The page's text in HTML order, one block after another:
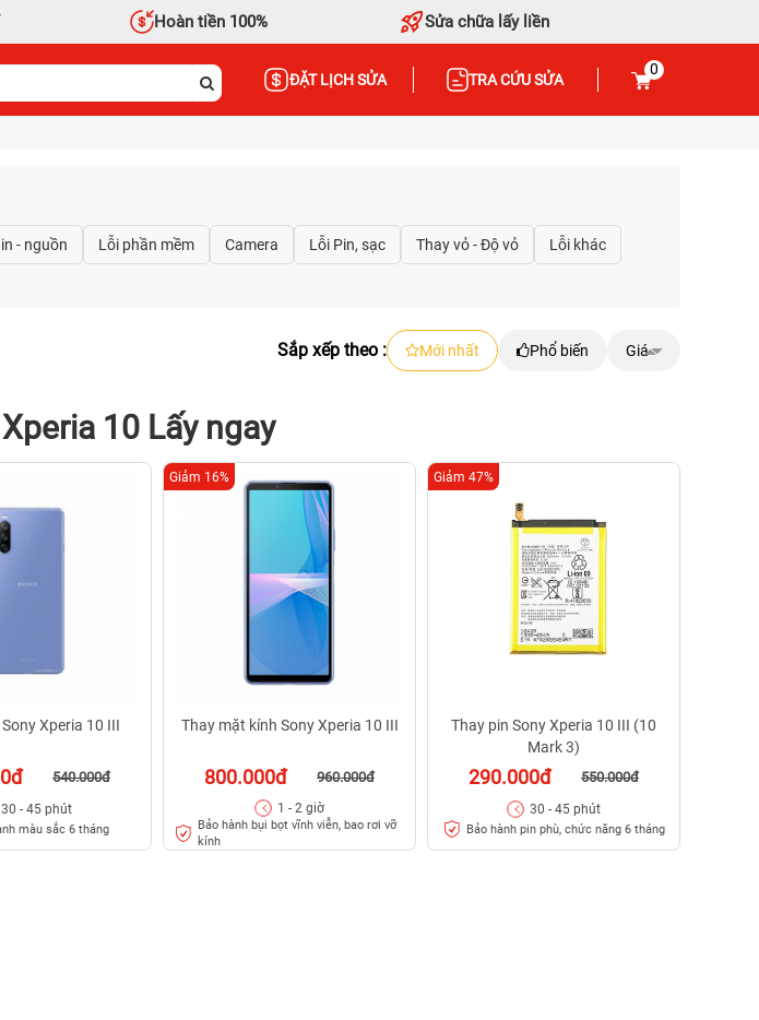
Hoàn tiền 100% Sửa chữa lấy liền
ĐẶT LỊCH SỬA TRA CỨU SỬA
0
Sắp xếp theo : Mới nhất Phổ biến Giá
10 Lấy ngay
Xperia 10 III
540.000đ
30 - 45 phút
màu sắc 6 tháng
Thay mặt kính Sony Xperia 10 III
800.000đ 960.000đ
Giảm 16%
1 - 2 giờ
Bảo hành bụi bọt vĩnh viễn, bao rơi vỡ
kính
Thay pin Sony Xperia 10 III (10
Mark 3)
290.000đ 550.000đ
Giảm 47%
30 - 45 phút
Bảo hành pin phù, chức năng 6 tháng